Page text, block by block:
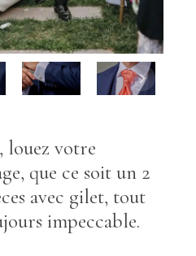
, louez votre
que ce soit un 2
avec gilet, tout
impeccable.